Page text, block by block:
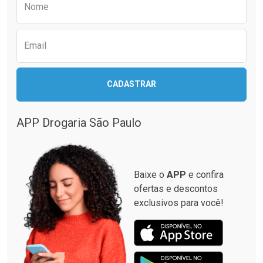
Nome
Email
CADASTRAR
APP Drogaria São Paulo
Baixe o APP e confira
ofertas e descontos
exclusivos para você!